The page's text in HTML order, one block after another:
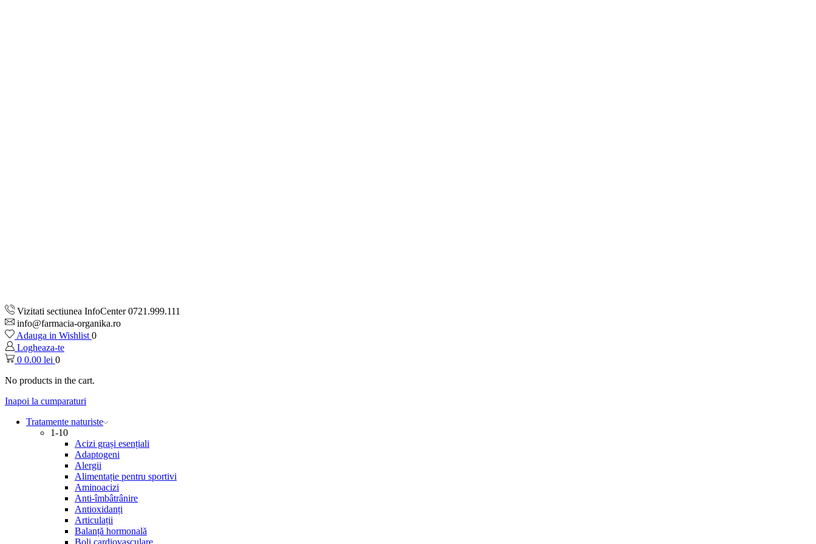
Vizitati sectiunea InfoCenter 0721.999.111
info@farmacia-organika.ro
Adauga in Wishlist 0
Logheaza-te
0 0.00 lei 0
No products in the cart.
Inapoi la cumparaturi
Tratamente naturiste
1-10
Acizi grași esențiali
Adaptogeni
Alergii
Alimentație pentru sportivi
Aminoacizi
Anti-îmbâtrânire
Antioxidanți
Articulații
Balanță hormonală
Boli cardiovasculare